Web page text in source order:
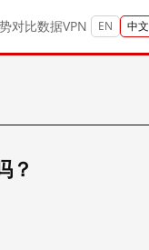
对比数据VPN EN 中文
？